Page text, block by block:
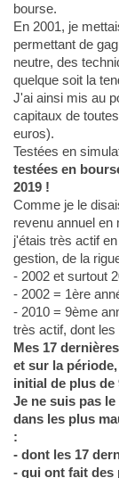
bourse.
En 2001, je
permettant de
neutre, des
quelque soit la
J'ai ainsi mis au
capitaux de
euros).
Testées en
testées en
2019 !
Comme je le
revenu annuel en
j'étais très actif
gestion, de la
- 2002 et surtout
- 2002 = 1ère
- 2010 = 9ème
très actif, dont
Mes 17
et sur la
initial de plus de
Je ne suis pas
dans les plus
:
- dont les 17
- qui ont fait des